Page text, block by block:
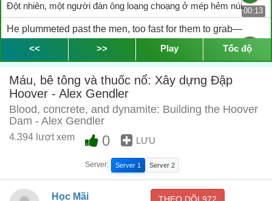
Đột nhiên, một người đàn ông loạng choạng ở mép hẻm núi.00:13
He plummeted past the men, too fast for them to grab—
Ông ấy lao thẳng qua những người khác, quá nhanh để họ có thể
bắt được--
00:16
when another climber swung out from the rocks
00:20
and carried him to safety.
và đưa ông ấy đến nơi an toàn.
Once they’d repelled the engineer up the cliff,
Một khi họ đã đưa được ông kỹ sư lên khỏi vách đá,
<< >> Play Tốc độ
Máu, bê tông và thuốc nổ: Xây dựng Đập
Hoover - Alex Gendler
Blood, concrete, and dynamite: Building the Hoover
Dam - Alex Gendler
4.394 lượt xem 0 LƯU
Server: Server 1 Server 2
Học Mãi